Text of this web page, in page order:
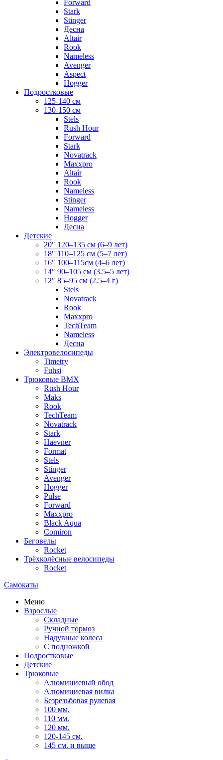
Forward
Stark
Stinger
Десна
Altair
Rook
Nameless
Avenger
Aspect
Hogger
Подростковые
125-140 см
130-150 см
Stels
Rush Hour
Forward
Stark
Novatrack
Maxxpro
Altair
Rook
Nameless
Stinger
Nameless
Hogger
Десна
Детские
20″ 120–135 см (6–9 лет)
18″ 110–125 см (5–7 лет)
16″ 100–115см (4–6 лет)
14″ 90–105 см (3.5–5 лет)
12″ 85–95 см (2.5–4 г)
Stels
Novatrack
Rook
Maxxpro
TechTeam
Nameless
Десна
Электровелосипеды
Timetry
Fuhsi
Трюковые BMX
Rush Hour
Maks
Rook
TechTeam
Novatrack
Stark
Haevner
Format
Stels
Stinger
Avenger
Hogger
Pulse
Forward
Maxxpro
Black Aqua
Comiron
Беговелы
Rocket
Трёхколёсные велосипеды
Rocket
Самокаты
Меню
Взрослые
Складные
Ручной тормоз
Надувные колеса
С подножкой
Подростковые
Детские
Трюковые
Алюминиевый обод
Алюминиевая вилка
Безрезьбовая рулевая
100 мм.
110 мм.
120 мм.
120-145 см.
145 см. и выше